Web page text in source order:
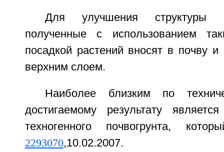
Для улучшения структуры
полученные с использованием
посадкой растений вносят в почву
верхним слоем.
Наиболее близким по
достигаемому результату
техногенного почвогрунта,
2293070,10.02.2007.